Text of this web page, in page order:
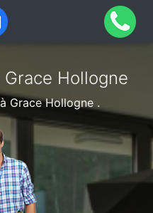
Hollogne
Grace Hollogne .